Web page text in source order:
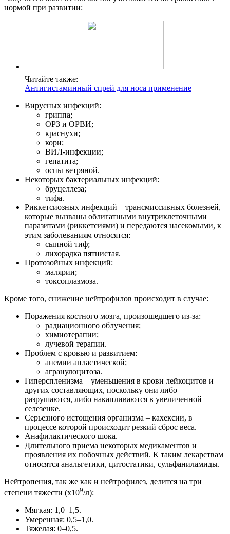
нормой при развитии:
Читайте также:
Антигистаминный спрей для носа применение
Вирусных инфекций:
гриппа;
ОРЗ и ОРВИ;
краснухи;
кори;
ВИЛ-инфекции;
гепатита;
оспы ветряной.
Некоторых бактериальных инфекций:
бруцеллеза;
тифа.
Риккетсиозных инфекций – трансмиссивных болезней,
которые вызваны облигатными внутриклеточными
паразитами (риккетсиями) и передаются насекомыми, к
этим заболеваниям относятся:
сыпной тиф;
лихорадка пятнистая.
Протозойных инфекций:
малярии;
токсоплазмоза.
Кроме того, снижение нейтрофилов происходит в случае:
Поражения костного мозга, произошедшего из-за:
радиационного облучения;
химиотерапии;
лучевой терапии.
Проблем с кровью и развитием:
анемии апластической;
агранулоцитоза.
Гиперспленизма – уменьшения в крови лейкоцитов и
других составляющих, поскольку они либо
разрушаются, либо накапливаются в увеличенной
селезенке.
Серьезного истощения организма – кахексии, в
процессе которой происходит резкий сброс веса.
Анафилактического шока.
Длительного приема некоторых медикаментов и
проявления их побочных действий. К таким лекарствам
относятся анальгетики, цитостатики, сульфаниламиды.
Нейтропения, так же как и нейтрофилез, делится на три
степени тяжести (x109/л):
Мягкая: 1,0–1,5.
Умеренная: 0,5–1,0.
Тяжелая: 0–0,5.